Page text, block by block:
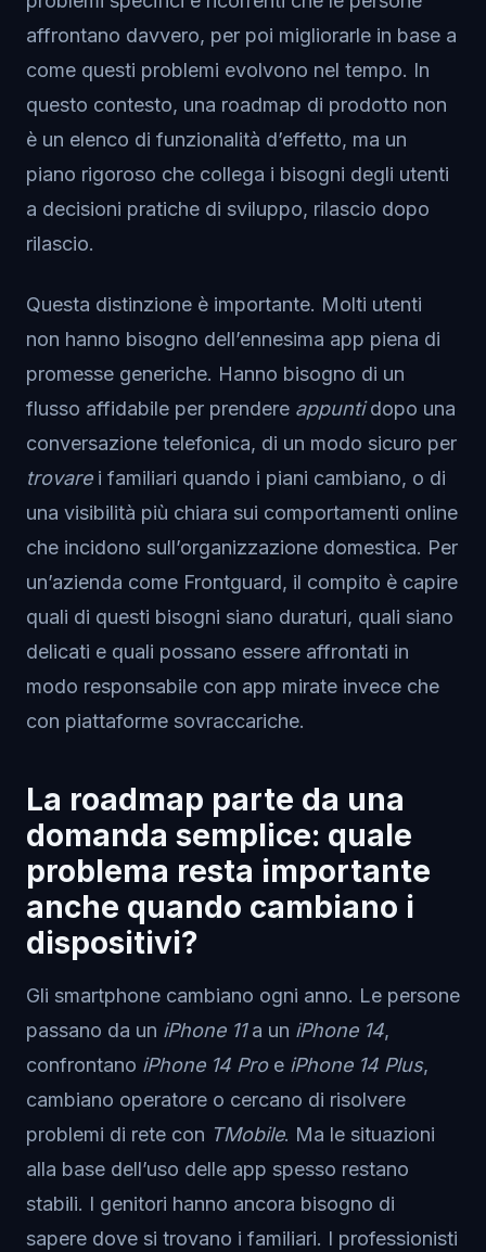
affrontano davvero, per poi migliorarle in base a
come questi problemi evolvono nel tempo. In
questo contesto, una roadmap di prodotto non
è un elenco di funzionalità d’effetto, ma un
piano rigoroso che collega i bisogni degli utenti
a decisioni pratiche di sviluppo, rilascio dopo
rilascio.
Questa distinzione è importante. Molti utenti
non hanno bisogno dell’ennesima app piena di
promesse generiche. Hanno bisogno di un
flusso affidabile per prendere appuntidopo una
conversazione telefonica, di un modo sicuro per
trovarei familiari quando i piani cambiano, o di
una visibilità più chiara sui comportamenti online
che incidono sull’organizzazione domestica. Per
un’azienda come Frontguard, il compito è capire
quali di questi bisogni siano duraturi, quali siano
delicati e quali possano essere affrontati in
modo responsabile con app mirate invece che
con piattaforme sovraccariche.
La roadmap parte da una
domanda semplice: quale
problema resta importante
anche quando cambiano i
dispositivi?
Gli smartphone cambiano ogni anno. Le persone
passano da un iPhone 11a un iPhone 14,
confrontano iPhone 14 Proe iPhone 14 Plus,
cambiano operatore o cercano di risolvere
problemi di rete con TMobile. Ma le situazioni
alla base dell’uso delle app spesso restano
stabili. I genitori hanno ancora bisogno di
sapere dove si trovano i familiari. I professionisti